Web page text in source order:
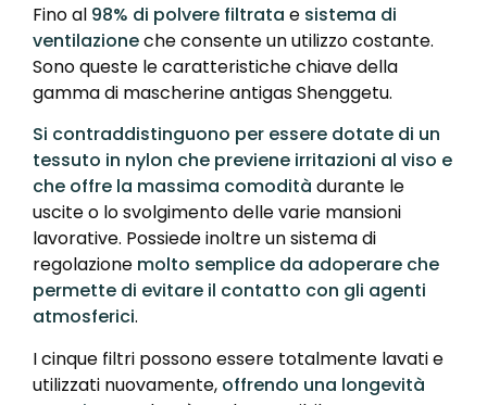
Fino al 98% di polvere filtrata e sistema di
ventilazioneche consente un utilizzo costante.
Sono queste le caratteristiche chiave della
gamma di mascherine antigas Shenggetu.
Si contraddistinguono per essere dotate di un
tessuto in nylon che previene irritazioni al viso e
che offre la massima comodità durante le
uscite o lo svolgimento delle varie mansioni
lavorative. Possiede inoltre un sistema di
regolazione molto semplice da adoperare che
permette di evitare il contatto con gli agenti
atmosferici.
I cinque filtri possono essere totalmente lavati e
utilizzati nuovamente, offrendo una longevità